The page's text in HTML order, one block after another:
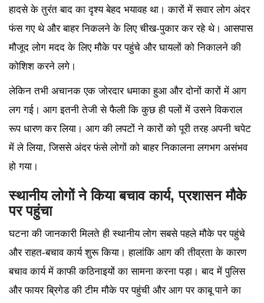
हादसे के तुरंत बाद का दृश्य बेहद भयावह था। कारों में सवार लोग अंदर
फंस गए थे और बाहर निकलने के लिए चीख-पुकार कर रहे थे। आसपास
मौजूद लोग मदद के लिए मौके पर पहुंचे और घायलों को निकालने की
कोशिश करने लगे।
लेकिन तभी अचानक एक जोरदार धमाका हुआ और दोनों कारों में आग
लग गई। आग इतनी तेजी से फैली कि कुछ ही पलों में उसने विकराल
रूप धारण कर लिया। आग की लपटों ने कारों को पूरी तरह अपनी चपेट
में ले लिया, जिससे अंदर फंसे लोगों को बाहर निकालना लगभग असंभव
हो गया।
स्थानीय लोगों ने किया बचाव कार्य, प्रशासन मौके
पर पहुंचा
घटना की जानकारी मिलते ही स्थानीय लोग सबसे पहले मौके पर पहुंचे
और राहत-बचाव कार्य शुरू किया। हालांकि आग की तीव्रता के कारण
बचाव कार्य में काफी कठिनाइयों का सामना करना पड़ा। बाद में पुलिस
और फायर ब्रिगेड की टीम मौके पर पहुंची और आग पर काबू पाने का